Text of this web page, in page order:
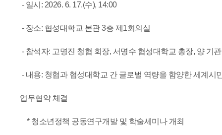
- 일시: 2026. 6. 17.(수), 14:00
- 장소: 협성대학교 본관 3층 제1회의실
- 참석자: 고명진 청협 회장, 서명수 협성대학교 총장, 양 기
- 내용: 청협과 협성대학교 간 글로벌 역량을 함양한 세계시
업무협약 체결
* 청소년정책 공동연구개발 및 학술세미나 개최